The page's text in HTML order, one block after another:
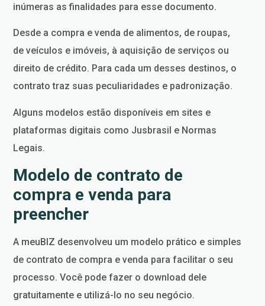
inúmeras as finalidades para esse documento.
Desde a compra e venda de alimentos, de roupas,
de veículos e imóveis, à aquisição de serviços ou
direito de crédito. Para cada um desses destinos, o
contrato traz suas peculiaridades e padronização.
Alguns modelos estão disponíveis em sites e
plataformas digitais como Jusbrasil e Normas
Legais.
Modelo de contrato de
compra e venda para
preencher
A meuBIZ desenvolveu um modelo prático e simples
de contrato de compra e venda para facilitar o seu
processo. Você pode fazer o download dele
gratuitamente e utilizá-lo no seu negócio.